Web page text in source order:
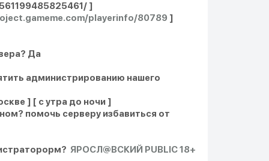
]
playerinfo/80789 ]
Да
администрированию нашего
] [ с утра до ночи ]
помочь серверу избавиться от
ЯРОСЛ@ВСКИЙ PUBLIC 18+